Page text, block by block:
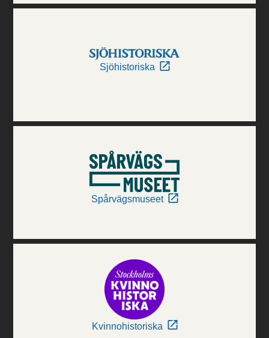
Sjöhistoriska
Spårvägsmuseet
Kvinnohistoriska